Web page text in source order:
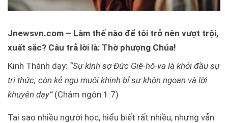
Jnewsvn.com – Làm thế nào để tôi trở nên vượt trội,
xuất sắc? Câu trả lời là: Thờ phượng Chúa!
Kinh Thánh dạy: “Sự kính sợ Đức Giê-hô-va là khởi đầu sự
tri thức; còn kẻ ngu muội khinh bỉ sự khôn ngoan và lời
khuyên dạy”(Châm ngôn 1:7)
Tai sao nhiều người học, hiểu biết rất nhiều, nhưng vẫn